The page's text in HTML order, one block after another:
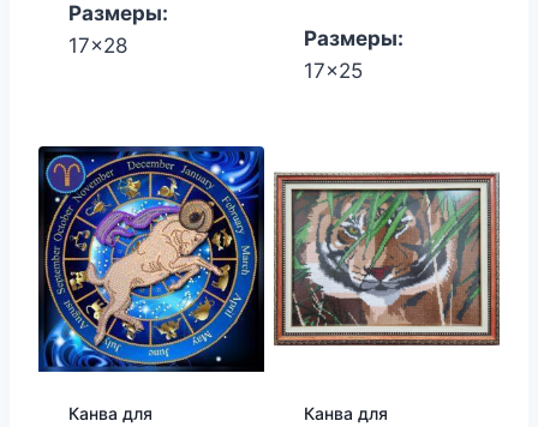
Размеры:
17x28
Размеры:
17x25
Канва для
Канва для